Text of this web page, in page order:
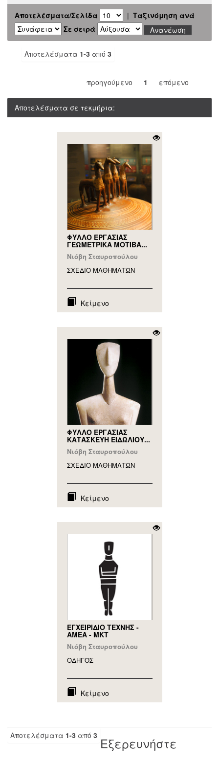
Αποτελέσματα/Σελίδα | Ταξινόμηση ανά
Σε σειρά
Αποτελέσματα 1-3 από 3
προηγούμενο 1 επόμενο
Αποτελέσματα σε τεκμήρια:
ΦΥΛΛΟ ΕΡΓΑΣΙΑΣ
ΓΕΩΜΕΤΡΙΚΑ ΜΟΤΙΒΑ...
Νιόβη Σταυροπούλου
ΣΧΕΔΙΟ ΜΑΘΗΜAΤΩΝ
Κείμενο
ΦΥΛΛΟ ΕΡΓΑΣΙΑΣ
ΚΑΤΑΣΚΕΥΗ ΕΙΔΩΛΙΟΥ...
Νιόβη Σταυροπούλου
ΣΧΕΔΙΟ ΜΑΘΗΜAΤΩΝ
Κείμενο
ΕΓΧΕΙΡΙΔΙΟ ΤΕΧΝΗΣ -
ΑΜΕΑ - ΜΚΤ
Νιόβη Σταυροπούλου
ΟΔΗΓΟΣ
Κείμενο
Αποτελέσματα 1-3 από 3 Εξερευνήστε